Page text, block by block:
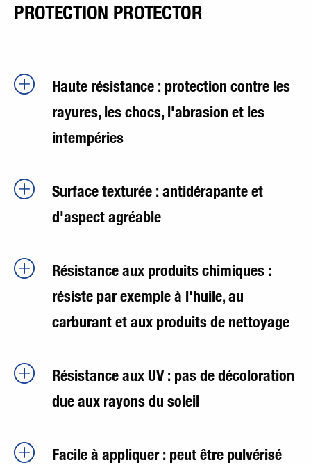
PROTECTION PROTECTOR
Haute résistance : protection contre les
rayures, les chocs, l'abrasion et les
intempéries
Surface texturée : antidérapante et
d'aspect agréable
Résistance aux produits chimiques :
résiste par exemple à l'huile, au
carburant et aux produits de nettoyage
Résistance aux UV : pas de décoloration
due aux rayons du soleil
Facile à appliquer : peut être pulvérisé